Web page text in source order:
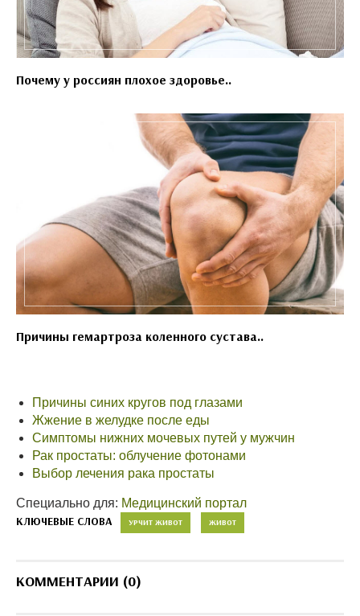
Почему у россиян плохое здоровье..
Причины гемартроза коленного сустава..
Причины синих кругов под глазами
Жжение в желудке после еды
Симптомы нижних мочевых путей у мужчин
Рак простаты: облучение фотонами
Выбор лечения рака простаты
Специально для: Медицинский портал
КЛЮЧЕВЫЕ СЛОВА УРЧИТ ЖИВОТ ЖИВОТ
КОММЕНТАРИИ (0)